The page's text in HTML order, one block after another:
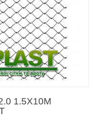
1.5Х10М